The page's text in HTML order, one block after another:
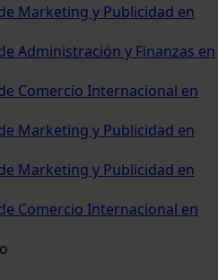
Marketing y Publicidad en
Administración y Finanzas en
Comercio Internacional en
Marketing y Publicidad en
Marketing y Publicidad en
Comercio Internacional en